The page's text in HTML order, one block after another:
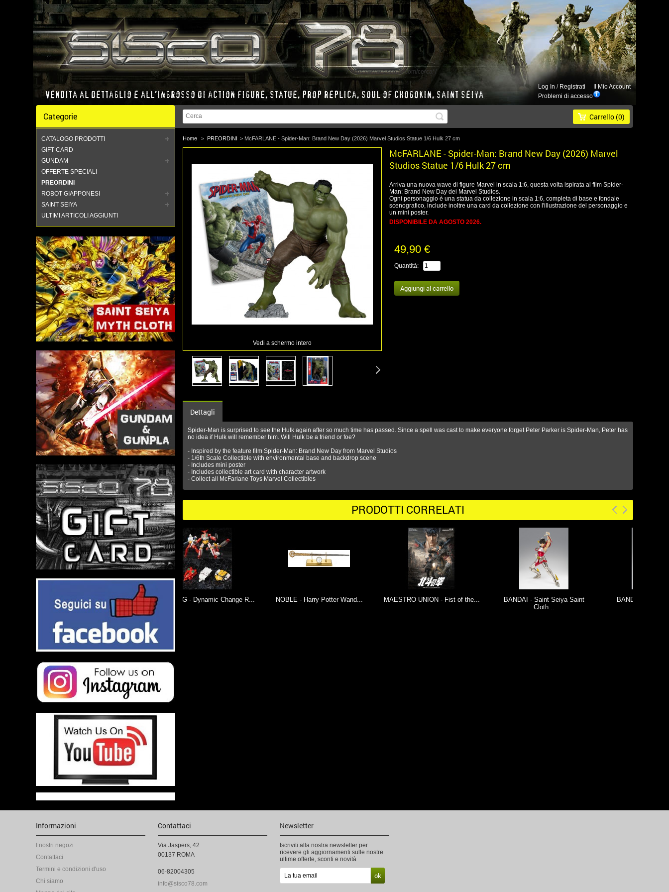
/*https://www.sisco78.com/cerca*/
Log In / Registrati
Il Mio Account
Problemi di accesso
Carrello (0)
Categorie
CATALOGO PRODOTTI
GIFT CARD
GUNDAM
OFFERTE SPECIALI
PREORDINI
ROBOT GIAPPONESI
SAINT SEIYA
ULTIMI ARTICOLI AGGIUNTI
Home > PREORDINI > McFARLANE - Spider-Man: Brand New Day (2026) Marvel Studios Statue 1/6 Hulk 27 cm
Vedi a schermo intero
McFARLANE - Spider-Man: Brand New Day (2026) Marvel
Studios Statue 1/6 Hulk 27 cm
Arriva una nuova wave di figure Marvel in scala 1:6, questa volta ispirata al film Spider-
Man: Brand New Day dei Marvel Studios.
Ogni personaggio è una statua da collezione in scala 1:6, completa di base e fondale
scenografico, include inoltre una card da collezione con l'illustrazione del personaggio e
un mini poster.
DISPONIBILE DA AGOSTO 2026.
49,90 €
Quantità:
Dettagli
Spider-Man is surprised to see the Hulk again after so much time has passed. Since a spell was cast to make everyone forget Peter Parker is Spider-Man, Peter has
no idea if Hulk will remember him. Will Hulk be a friend or foe?
- Inspired by the feature film Spider-Man: Brand New Day from Marvel Studios
- 1/6th Scale Collectible with environmental base and backdrop scene
- Includes mini poster
- Includes collectible art card with character artwork
- Collect all McFarlane Toys Marvel Collectibles
PRODOTTI CORRELATI
NOBLE - Harry Potter Wand... MAESTRO UNION - Fist of the...
BANDAI - Saint Seiya Saint
BANDAI - Saint Seiya Myth
Informazioni
I nostri negozi
Contattaci
Termini e condizioni d'uso
Chi siamo
Contattaci
Via Jaspers, 42
00137 ROMA
06-82004305
info@sisco78.com
Newsletter
Iscriviti alla nostra newsletter per
ricevere gli aggiornamenti sulle nostre
ultime offerte, sconti e novità